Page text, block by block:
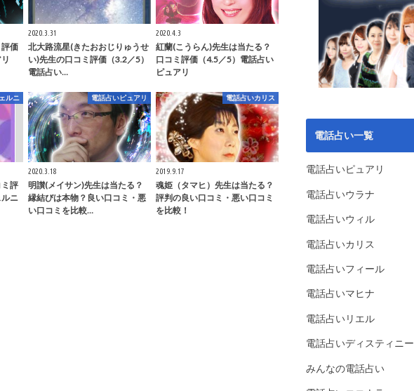
価
2020.3.31
北大路流星(きたおおじりゅうせ
い)先生の口コミ評価（3.2／5）
電話占い…
2020.4.3
紅蘭(こうらん)先生は当たる？
口コミ評価（4.5／5）電話占い
ピュアリ
ルニ
評
ニ
電話占いピュアリ
2020.3.18
明讃(メイサン)先生は当たる？
縁結びは本物？良い口コミ・悪
い口コミを比較…
電話占いカリス
2019.9.17
魂姫（タマヒ）先生は当たる？
評判の良い口コミ・悪い口コミ
を比較！
電話占い一覧
電話占いピュアリ
電話占いウラナ
電話占いウィル
電話占いカリス
電話占いフィール
電話占いマヒナ
電話占いリエル
電話占いディスティニー
みんなの電話占い